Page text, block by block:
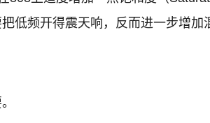
低频开得震天响，反而进一步增